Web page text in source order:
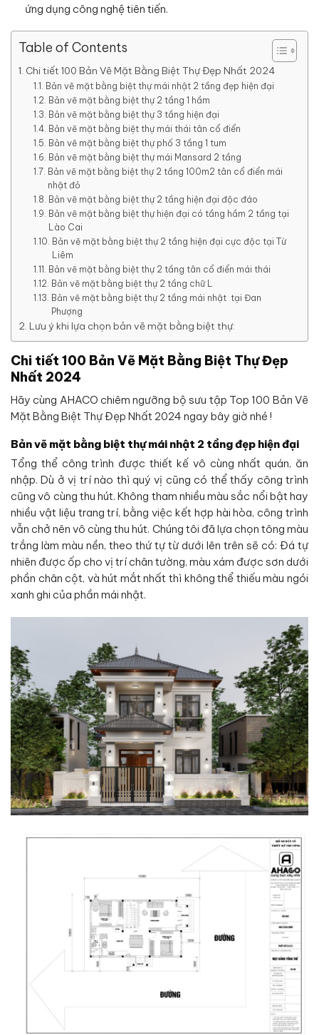
ứng dụng công nghệ tiên tiến.
Table of Contents
Chi tiết 100 Bản Vẽ Mặt Bằng Biệt Thự Đẹp Nhất 2024
Bản vẽ mặt bằng biệt thự mái nhật 2 tầng đẹp hiện đại
Bản vẽ mặt bằng biệt thự 2 tầng 1 hầm
Bản vẽ mặt bằng biệt thự 3 tầng hiện đại
Bản vẽ mặt bằng biệt thự mái thái tân cổ điển
Bản vẽ mặt bằng biệt thự phố 3 tầng 1 tum
Bản vẽ mặt bằng biệt thự mái Mansard 2 tầng
Bản vẽ mặt bằng biệt thự 2 tầng 100m2 tân cổ điển mái
nhật đỏ
Bản vẽ mặt bằng biệt thự 2 tầng hiện đại độc đáo
Bản vẽ mặt bằng biệt thự hiện đại có tầng hầm 2 tầng tại
Lào Cai
Bản vẽ mặt bằng biệt thự 2 tầng hiện đại cực độc tại Từ
Liêm
Bản vẽ mặt bằng biệt thự 2 tầng tân cổ điển mái thái
Bản vẽ mặt bằng biệt thự 2 tầng chữ L
Bản vẽ mặt bằng biệt thự 2 tầng mái nhật tại Đan
Phượng
Lưu ý khi lựa chọn bản vẽ mặt bằng biệt thự:
Chi tiết 100 Bản Vẽ Mặt Bằng Biệt Thự Đẹp
Nhất 2024
Hãy cùng AHACO chiêm ngưỡng bộ sưu tập Top 100 Bản Vẽ
Mặt Bằng Biệt Thự Đẹp Nhất 2024 ngay bây giờ nhé !
Bản vẽ mặt bằng biệt thự mái nhật 2 tầng đẹp hiện đại
Tổng thể công trình được thiết kế vô cùng nhất quán, ăn
nhập. Dù ở vị trí nào thì quý vị cũng có thể thấy công trình
cũng vô cùng thu hút. Không tham nhiều màu sắc nổi bật hay
nhiều vật liệu trang trí, bằng việc kết hợp hài hòa, công trình
vẫn chở nên vô cùng thu hút. Chúng tôi đã lựa chọn tông màu
trắng làm màu nền, theo thứ tự từ dưới lên trên sẽ có: Đá tự
nhiên được ốp cho vị trí chân tường, màu xám được sơn dưới
phần chân cột, và hút mắt nhất thì không thể thiếu màu ngói
xanh ghi của phần mái nhật.